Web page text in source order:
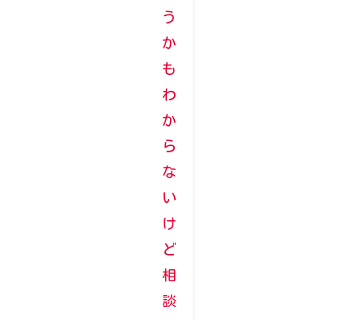
う
か
も
わ
か
ら
な
い
け
ど
相
談